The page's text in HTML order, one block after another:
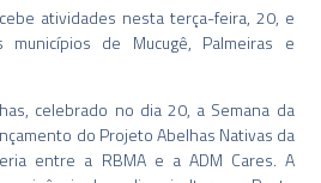
atividades nesta terça-feira, 20, e
de Mucugê, Palmeiras e
celebrado no dia 20, a Semana da
do Projeto Abelhas Nativas da
entre a RBMA e a ADM Cares. A